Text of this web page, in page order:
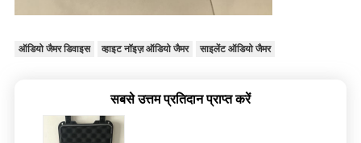
ऑडियो जैमर डिवाइस व्हाइट नॉइज़ ऑडियो जैमर साइलेंट ऑडियो जैमर
सबसे उत्तम प्रतिदान प्राप्त करें